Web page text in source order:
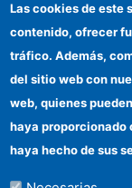
IH
Sede electrónica
Información para
Organismos
Las cookies de este
contenido, ofrecer
tráfico. Además,
del sitio web con
web, quienes
haya proporcionado
haya hecho de sus